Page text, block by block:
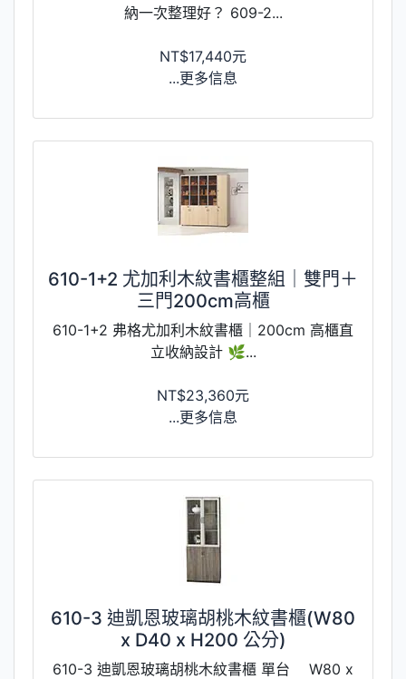
納一次整理好？ 609-2...
NT$17,440元
...更多信息
610-1+2 尤加利木紋書櫃整組｜雙門＋
三門200cm高櫃
610-1+2 弗格尤加利木紋書櫃｜200cm 高櫃直
立收納設計 🌿...
NT$23,360元
...更多信息
610-3 迪凱恩玻璃胡桃木紋書櫃(W80
x D40 x H200 公分)
610-3 迪凱恩玻璃胡桃木紋書櫃 單台 W80 x